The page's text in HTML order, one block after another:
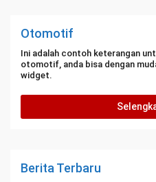
Otomotif
Ini adalah contoh keterangan
otomotif, anda bisa dengan
widget.
Berita Terbaru